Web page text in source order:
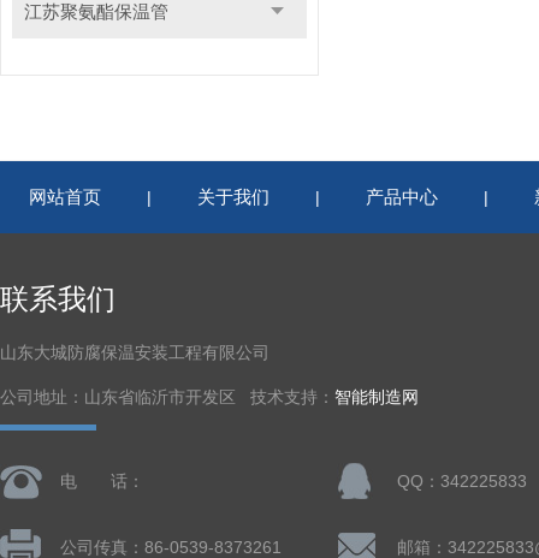
江苏聚氨酯保温管
网站首页 | 关于我们 | 产品中心 |
联系我们
山东大城防腐保温安装工程有限公司
公司地址：山东省临沂市开发区 技术支持： 智能制造网
电 话： QQ：342225833
公司传真：86-0539-8373261 邮箱：